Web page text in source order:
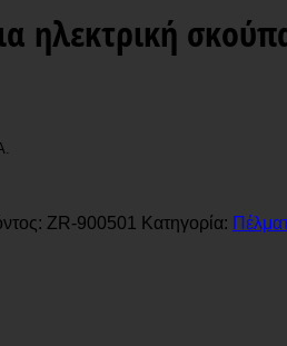
ηλεκτρική
ZR-900501 Κατηγορία: